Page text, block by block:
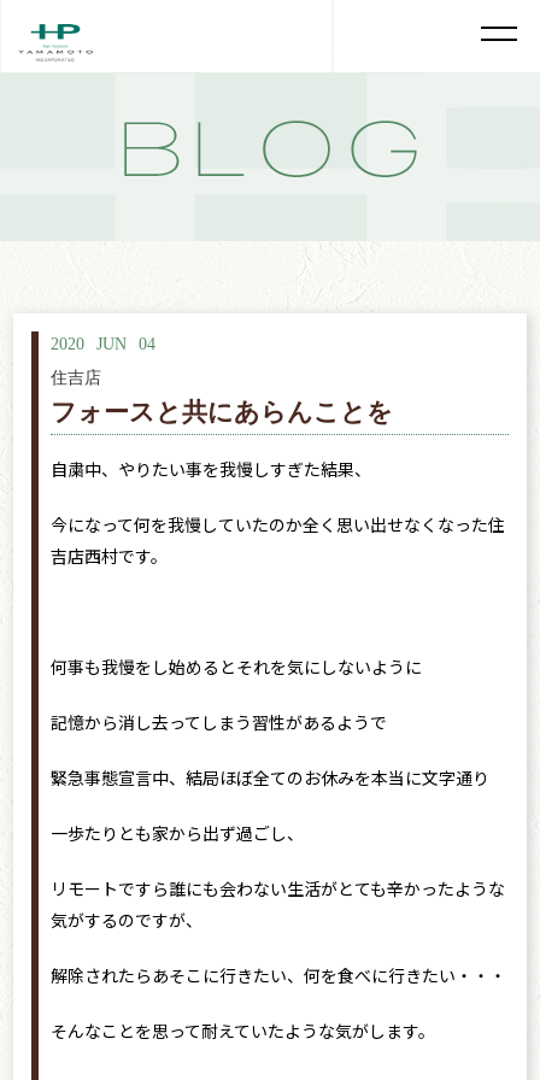
04
2020 JUN
住吉店
フォースと共にあらんことを
自粛中、やりたい事を我慢しすぎた結果、
今になって何を我慢していたのか全く思い出せなくなった住
吉店西村です。
何事も我慢をし始めるとそれを気にしないように
記憶から消し去ってしまう習性があるようで
緊急事態宣言中、結局ほぼ全てのお休みを本当に文字通り
一歩たりとも家から出ず過ごし、
リモートですら誰にも会わない生活がとても辛かったような
気がするのですが、
解除されたらあそこに行きたい、何を食べに行きたい・・・
そんなことを思って耐えていたような気がします。